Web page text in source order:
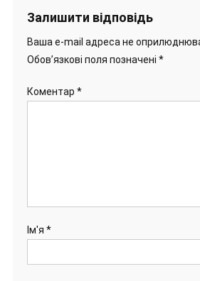
Залишити відповідь
Ваша e-mail адреса не
Обов’язкові поля позначені *
Коментар *
Ім'я *